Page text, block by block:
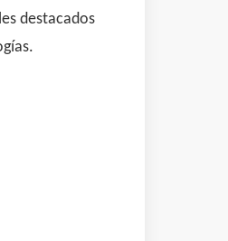
destacados